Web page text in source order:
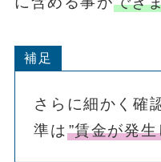
補足
さらに細かく確
準は ”賃金が発